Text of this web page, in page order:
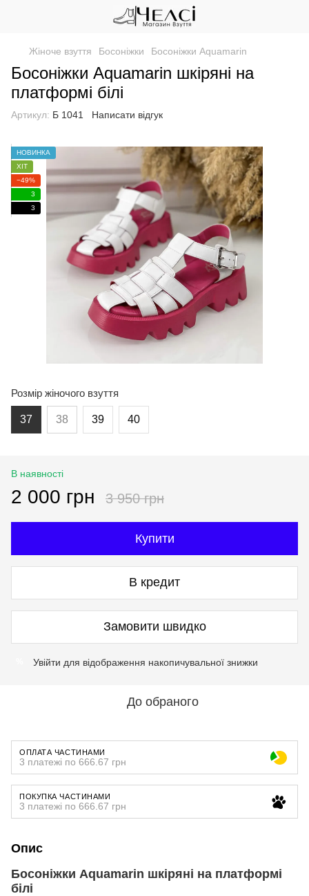
Жіноче взуття Босоніжки Босоніжки Aquamarin
Босоніжки Aquamarin шкіряні на
платформі білі
Артикул: Б 1041 Написати відгук
НОВИНКА
ХІТ
−49%
3
3
Розмір жіночого взуття
37 38 39 40
В наявності
2 000 грн 3 950 грн
Купити
В кредит
Замовити швидко
Увійти для відображення накопичувальної знижки
До обраного
ОПЛАТА ЧАСТИНАМИ
3 платежі по 666.67 грн
ПОКУПКА ЧАСТИНАМИ
3 платежі по 666.67 грн
Опис
Босоніжки Aquamarin шкіряні на платформі
білі